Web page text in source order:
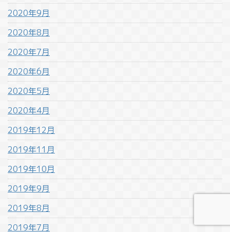
2020年9月
2020年8月
2020年7月
2020年6月
2020年5月
2020年4月
2019年12月
2019年11月
2019年10月
2019年9月
2019年8月
2019年7月